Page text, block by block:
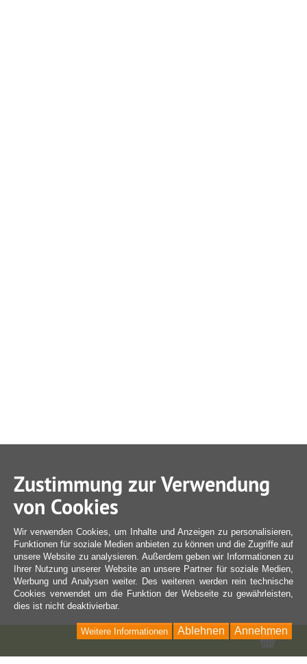
Zustimmung zur Verwendung
von Cookies
Wir verwenden Cookies, um Inhalte und Anzeigen zu personalisieren,
Funktionen für soziale Medien anbieten zu können und die Zugriffe auf
unsere Website zu analysieren. Außerdem geben wir Informationen zu
Ihrer Nutzung unserer Website an unsere Partner für soziale Medien,
Werbung und Analysen weiter. Des weiteren werden rein technische
Cookies verwendet um die Funktion der Webseite zu gewährleisten,
dies ist nicht deaktivierbar.
Annehmen
Ablehnen
Weitere Informationen